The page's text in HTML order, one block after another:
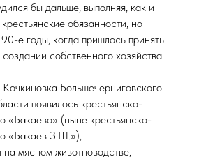
бы дальше, выполняя, как и
обязанности, но
е годы, когда пришлось принять
собственного хозяйства.
Большечерниговского
появилось крестьянско-
«Бакаево» (ныне крестьянско-
«Бакаев З.Ш.»),
мясном животноводстве,